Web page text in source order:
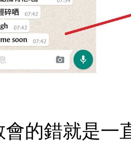
會的錯就是一